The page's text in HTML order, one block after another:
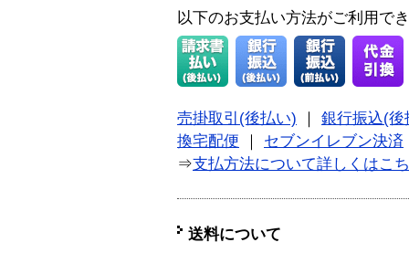
以下のお支払い方法がご利用で
売掛取引(後払い)
銀行振込(後
換宅配便
セブンイレブン決済
⇒支払方法について詳しくはこ
送料について